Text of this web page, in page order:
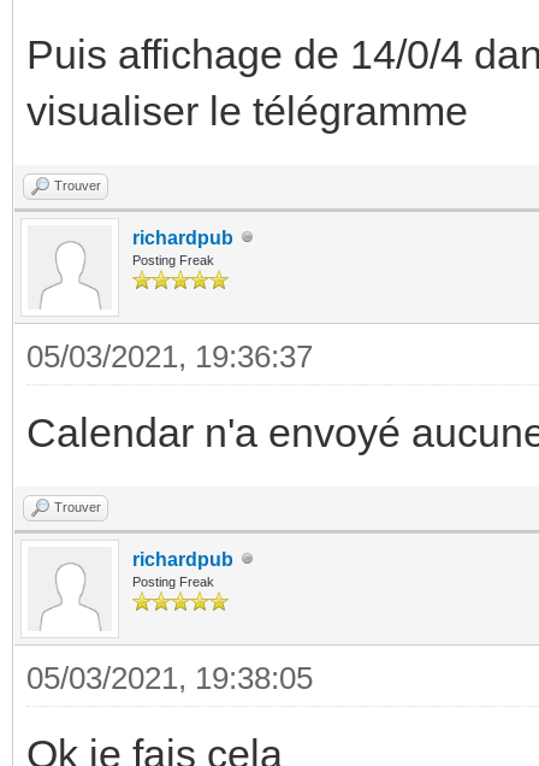
Puis affichage de 14/0/4
visualiser le télégramme
Trouver
richardpub
Posting Freak
05/03/2021, 19:36:37
Calendar n'a envoyé
Trouver
richardpub
Posting Freak
05/03/2021, 19:38:05
Ok je fais cela